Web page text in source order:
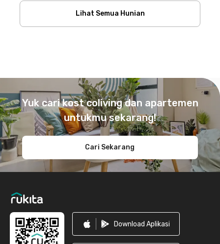
Lihat Semua Hunian
Yuk cari kost coliving dan apartemen
untukmu sekarang!
Cari Sekarang
Download Aplikasi